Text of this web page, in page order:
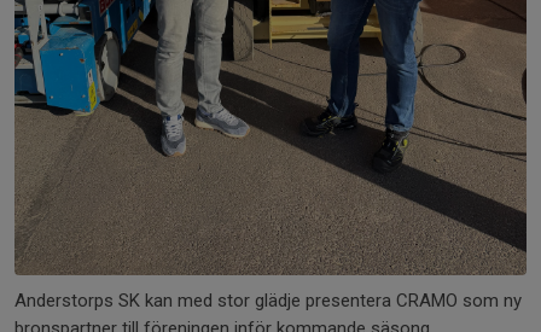
Anderstorps SK kan med stor glädje presentera CRAMO som ny